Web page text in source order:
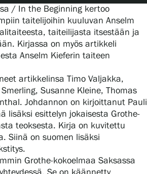
taidesäätiö
/ In the Beginning kertoo
taitelijoihin kuuluvan Anselm
taiteilijasta itsestään ja
Kirjassa on myös artikkeli
Anselm Kieferin taiteen
artikkelinsa Timo Valjakka,
Susanne Kleine, Thomas
Johdannon on kirjoittanut Pauli
lisäksi esittelyn jokaisesta Grothe-
teoksesta. Kirja on kuvitettu
Siinä on suomen lisäksi
Grothe-kokoelmaa Saksassa